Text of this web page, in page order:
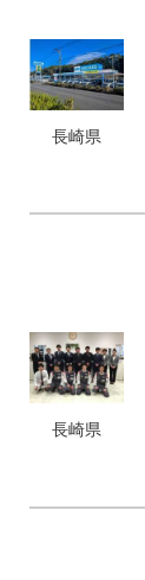
長崎県
長崎県